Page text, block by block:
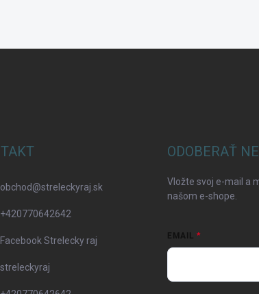
obchod@streleckyraj.sk
+420770642642
Facebook Strelecky raj
streleckyraj
ODOBERAŤ
Vložte svoj e-mail a
našom e-shope.
EMAIL